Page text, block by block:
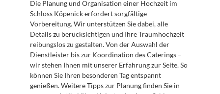
Die Planung und Organisation einer Hochzeit im
Schloss Köpenick erfordert sorgfältige
Vorbereitung. Wir unterstützen Sie dabei, alle
Details zu berücksichtigen und Ihre Traumhochzeit
reibungslos zu gestalten. Von der Auswahl der
Dienstleister bis zur Koordination des Caterings –
wir stehen Ihnen mit unserer Erfahrung zur Seite. So
können Sie Ihren besonderen Tag entspannt
genießen. Weitere Tipps zur Planung finden Sie in